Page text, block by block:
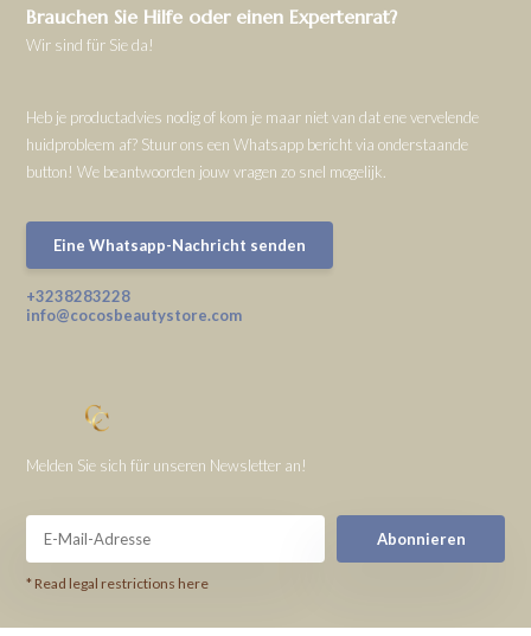
Brauchen Sie Hilfe oder einen Expertenrat?
Wir sind für Sie da!
Heb je productadvies nodig of kom je maar niet van dat ene vervelende
huidprobleem af? Stuur ons een Whatsapp bericht via onderstaande
button! We beantwoorden jouw vragen zo snel mogelijk.
Eine Whatsapp-Nachricht senden
+3238283228
info@cocosbeautystore.com
Melden Sie sich für unseren Newsletter an!
Abonnieren
* Read legal restrictions here